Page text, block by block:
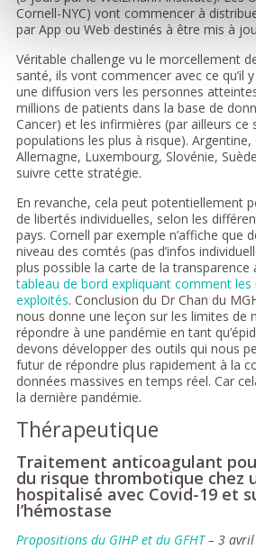
Cornell-NYC) vont commencer à
par App ou Web destinés à être mis à
Véritable challenge vu le morcellement
santé, ils vont commencer avec ce qu’il
une diffusion vers les personnes
millions de patients dans la base de
Cancer) et les infirmières (par ailleurs ce
populations les plus à risque). Argentine,
Allemagne, Luxembourg, Slovénie,
suivre cette stratégie.
En revanche, cela peut potentiellement
de libertés individuelles, selon les
pays. Cornell par exemple n’affiche que
niveau des comtés (pas d’infos
plus possible la carte de la transparence
tableau de bord expliquant comment
exploités. Conclusion du Dr Chan du
nous donne une leçon sur les limites de
répondre à une pandémie en tant
devons développer des outils qui nous
futur de répondre plus rapidement à la
données massives en temps réel. Car
la dernière pandémie.
Thérapeutique
Traitement anticoagulant
du risque thrombotique chez
hospitalisé avec Covid-19 et
l’hémostase
Propositions du GIHP et du GFHT– 3 avril